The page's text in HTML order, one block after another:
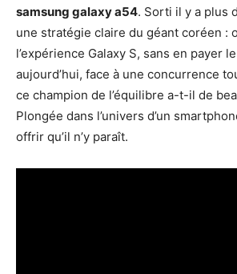
samsung galaxy a54. Sorti il y a plus
une stratégie claire du géant coréen :
l’expérience Galaxy S, sans en payer
aujourd’hui, face à une concurrence
ce champion de l’équilibre a-t-il de
Plongée dans l’univers d’un
offrir qu’il n’y paraît.